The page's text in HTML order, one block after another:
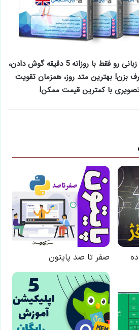
، هر زبانی رو فقط با روزانه 5 دقیقه گوش دادن،
حرف بزن! بهترین متد روز، همزمان تقویت
با کمترین قیمت ممکن!